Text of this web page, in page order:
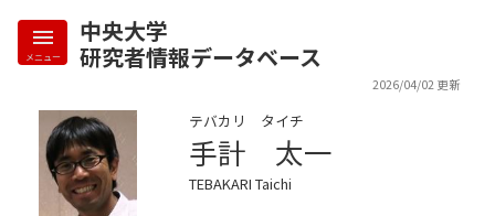
中央大学
研究者情報データベース
メニュー
2026/04/02 更新
テバカリ タイチ
手計 太一
TEBAKARI Taichi